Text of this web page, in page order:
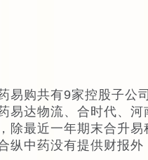
易购共有9家控股子公
易达物流、合时代、
除最近一年期末合升
纵中药没有提供财报